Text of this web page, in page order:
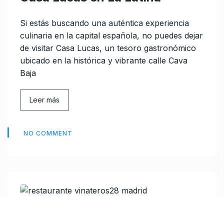
Si estás buscando una auténtica experiencia
culinaria en la capital española, no puedes dejar
de visitar Casa Lucas, un tesoro gastronómico
ubicado en la histórica y vibrante calle Cava
Baja
Leer más
NO COMMENT